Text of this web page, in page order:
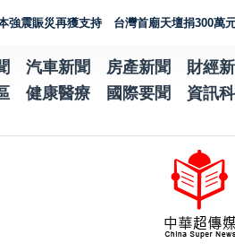
再獲支持 台灣首廟天壇捐300萬元善款協
汽車新聞 房產新聞 財經
健康醫療 國際要聞 資訊